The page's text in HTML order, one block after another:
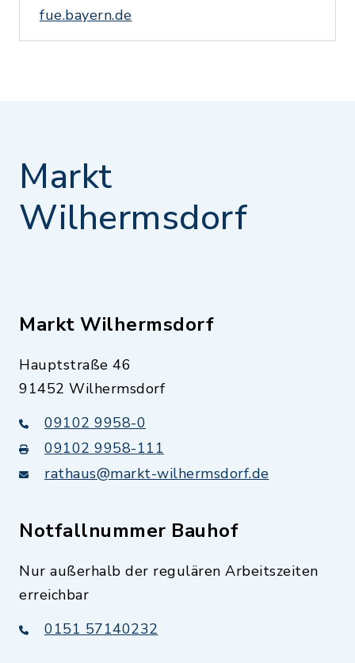
fue.bayern.de
Markt
Wilhermsdorf
Markt Wilhermsdorf
Hauptstraße 46
91452 Wilhermsdorf
09102 9958-0
09102 9958-111
rathaus@markt-wilhermsdorf.de
Notfallnummer Bauhof
Nur außerhalb der regulären Arbeitszeiten
erreichbar
0151 57140232